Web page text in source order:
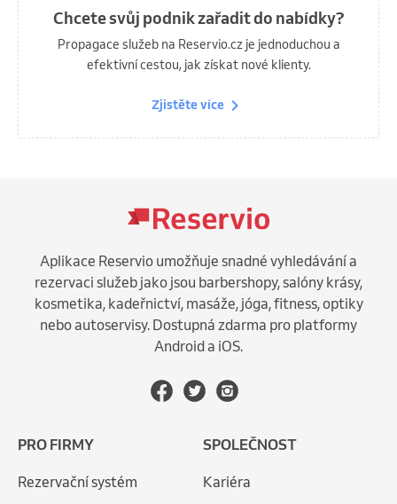
Chcete svůj podnik zařadit do nabídky?
Propagace služeb na Reservio.cz je jednoduchou a
efektivní cestou, jak získat nové klienty.
Zjistěte více
Aplikace Reservio umožňuje snadné vyhledávání a
rezervaci služeb jako jsou barbershopy, salóny krásy,
kosmetika, kadeřnictví, masáže, jóga, fitness, optiky
nebo autoservisy. Dostupná zdarma pro platformy
Android a iOS.
PRO FIRMY
Rezervační systém
SPOLEČNOST
Kariéra